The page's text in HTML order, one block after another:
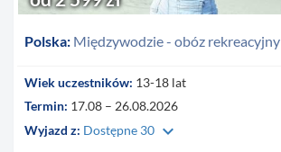
Polska: Międzywodzie - obóz rekreacyjny
Wiek uczestników: 13-18 lat
Termin: 17.08 – 26.08.2026
Wyjazd z: Dostępne 30 keyboard_arrow_down